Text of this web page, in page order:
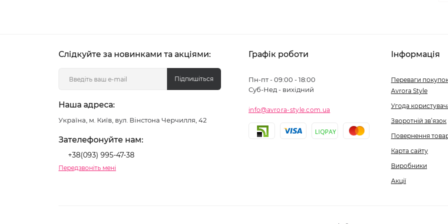
Слідкуйте за новинками та акціями:
Підпишіться
Наша адреса:
Україна, м. Київ, вул. Вінстона Черчилля, 42
Зателефонуйте нам:
+38(093) 995-47-38
Передзвоніть мені
Графік роботи
Пн-пт - 09:00 - 18:00
Суб-Нед - вихідний
info@avrora-style.com.ua
Інформація
Переваги
Avrora Style
Угода
Зворотній зв’язок
Повернення
Карта сайту
Виробники
Акції